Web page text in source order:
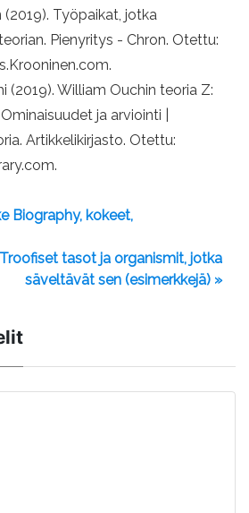
(2019). Työpaikat, jotka
Pienyritys - Chron. Otettu:
(2019). William Ouchin teoria Z:
ja arviointi |
Artikkelikirjasto. Otettu:
Biography, kokeet,
Troofiset tasot ja organismit, jotka
säveltävät sen (esimerkkejä) »